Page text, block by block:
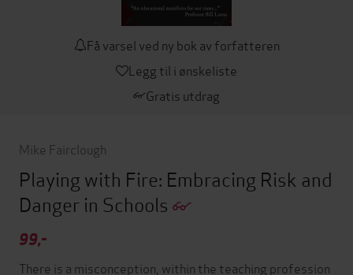
Få varsel ved ny bok av forfatteren
Legg til i ønskeliste
Gratis utdrag
Mike Fairclough
Playing with Fire: Embracing Risk and
Danger in Schools
99,-
There is a misconception, within the teaching profession